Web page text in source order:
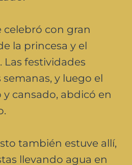
celebró con gran
la princesa y el
festividades
y luego el
cansado, abdicó en
también estuve allí,
llevando agua en